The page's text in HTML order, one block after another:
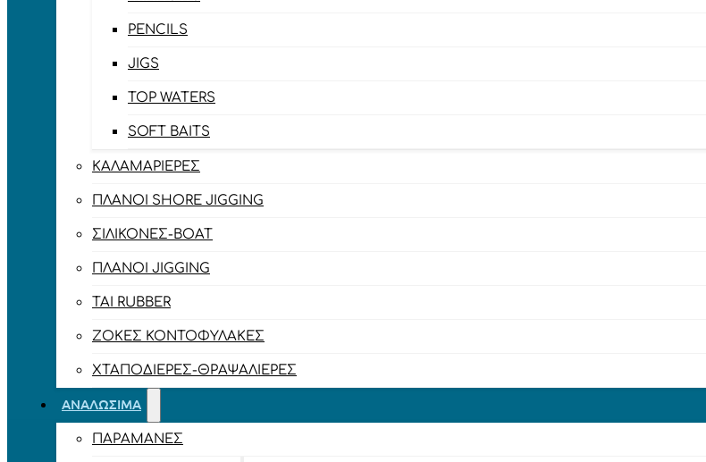
PENCILS
JIGS
TOP WATERS
SOFT BAITS
ΚΑΛΑΜΑΡΙΈΡΕΣ
ΠΛΆΝΟΙ SHORE JIGGING
ΣΙΛΙΚΌΝΕΣ-BOAT
ΠΛΆΝΟΙ JIGGING
TAI RUBBER
ΖΌΚΕΣ ΚΟΝΤΟΦΎΛΑΚΕΣ
ΧΤΑΠΟΔΙΈΡΕΣ-ΘΡΑΨΑΛΙΈΡΕΣ
ΑΝΑΛΏΣΙΜΑ
ΠΑΡΑΜΆΝΕΣ